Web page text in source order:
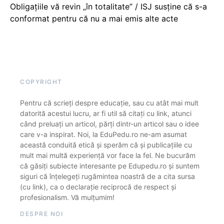
Obligațiile vă revin „în totalitate” / ISJ susține că s-a
conformat pentru că nu a mai emis alte acte
COPYRIGHT
Pentru că scrieți despre educație, sau cu atât mai mult
datorită acestui lucru, ar fi util să citați cu link, atunci
când preluați un articol, părți dintr-un articol sau o idee
care v-a inspirat. Noi, la EduPedu.ro ne-am asumat
această conduită etică și sperăm că și publicațiile cu
mult mai multă experiență vor face la fel. Ne bucurăm
că găsiți subiecte interesante pe Edupedu.ro și suntem
siguri că înțelegeți rugămintea noastră de a cita sursa
(cu link), ca o declarație reciprocă de respect și
profesionalism. Vă mulțumim!
DESPRE NOI